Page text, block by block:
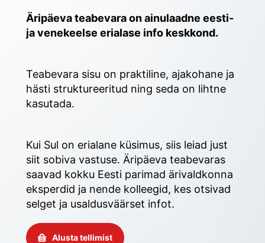
Äripäeva teabevara on ainulaadne eesti-
ja venekeelse erialase info keskkond.
Teabevara sisu on praktiline, ajakohane ja
hästi struktureeritud ning seda on lihtne
kasutada.
Kui Sul on erialane küsimus, siis leiad just
siit sobiva vastuse. Äripäeva teabevaras
saavad kokku Eesti parimad ärivaldkonna
eksperdid ja nende kolleegid, kes otsivad
selget ja usaldusväärset infot.
Alusta tellimist